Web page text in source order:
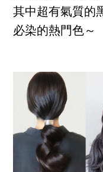
其中超有氣質的
必染的熱門色～